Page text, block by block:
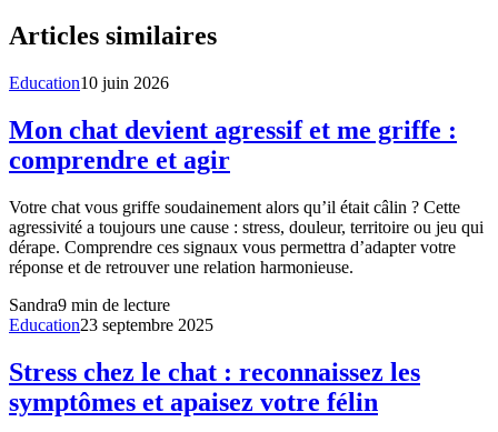
Articles similaires
Education10 juin 2026
Mon chat devient agressif et me griffe :
comprendre et agir
Votre chat vous griffe soudainement alors qu’il était câlin ? Cette
agressivité a toujours une cause : stress, douleur, territoire ou jeu qui
dérape. Comprendre ces signaux vous permettra d’adapter votre
réponse et de retrouver une relation harmonieuse.
Sandra9 min de lecture
Education23 septembre 2025
Stress chez le chat : reconnaissez les
symptômes et apaisez votre félin